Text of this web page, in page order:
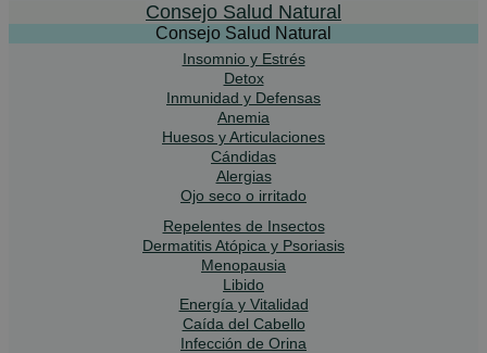
Consejo Salud Natural
Consejo Salud Natural
Insomnio y Estrés
Detox
Inmunidad y Defensas
Anemia
Huesos y Articulaciones
Cándidas
Alergias
Ojo seco o irritado
Repelentes de Insectos
Dermatitis Atópica y Psoriasis
Menopausia
Libido
Energía y Vitalidad
Caída del Cabello
Infección de Orina